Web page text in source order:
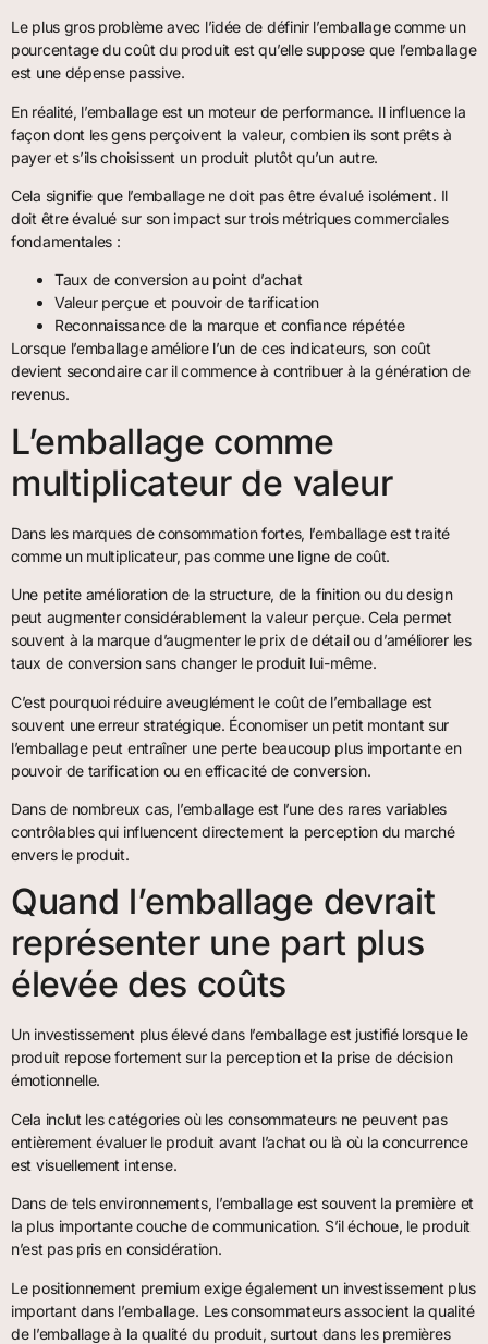
Le plus gros problème avec l’idée de définir l’emballage comme un
pourcentage du coût du produit est qu’elle suppose que l’emballage
est une dépense passive.
En réalité, l’emballage est un moteur de performance. Il influence la
façon dont les gens perçoivent la valeur, combien ils sont prêts à
payer et s’ils choisissent un produit plutôt qu’un autre.
Cela signifie que l’emballage ne doit pas être évalué isolément. Il
doit être évalué sur son impact sur trois métriques commerciales
fondamentales :
Taux de conversion au point d’achat
Valeur perçue et pouvoir de tarification
Reconnaissance de la marque et confiance répétée
Lorsque l’emballage améliore l’un de ces indicateurs, son coût
devient secondaire car il commence à contribuer à la génération de
revenus.
L’emballage comme
multiplicateur de valeur
Dans les marques de consommation fortes, l’emballage est traité
comme un multiplicateur, pas comme une ligne de coût.
Une petite amélioration de la structure, de la finition ou du design
peut augmenter considérablement la valeur perçue. Cela permet
souvent à la marque d’augmenter le prix de détail ou d’améliorer les
taux de conversion sans changer le produit lui-même.
C’est pourquoi réduire aveuglément le coût de l’emballage est
souvent une erreur stratégique. Économiser un petit montant sur
l’emballage peut entraîner une perte beaucoup plus importante en
pouvoir de tarification ou en efficacité de conversion.
Dans de nombreux cas, l’emballage est l’une des rares variables
contrôlables qui influencent directement la perception du marché
envers le produit.
Quand l’emballage devrait
représenter une part plus
élevée des coûts
Un investissement plus élevé dans l’emballage est justifié lorsque le
produit repose fortement sur la perception et la prise de décision
émotionnelle.
Cela inclut les catégories où les consommateurs ne peuvent pas
entièrement évaluer le produit avant l’achat ou là où la concurrence
est visuellement intense.
Dans de tels environnements, l’emballage est souvent la première et
la plus importante couche de communication. S’il échoue, le produit
n’est pas pris en considération.
Le positionnement premium exige également un investissement plus
important dans l’emballage. Les consommateurs associent la qualité
de l’emballage à la qualité du produit, surtout dans les premières